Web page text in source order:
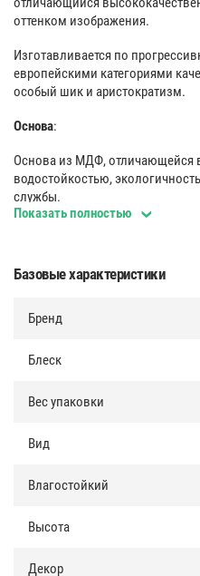
оттенком изображения.
Изготавливается по
европейскими категориями
особый шик и аристократизм.
Основа:
Основа из МДФ, отличающейся
водостойкостью,
службы.
Декоративное покрытие с
высокой прочностью и
Монтаж:
Несколько вариантов
как оптом так и в розницу.
по безналичному расчету.
Доставка по Москве и
транспортные компании.
Показать полностью
Базовые характеристики
Бренд
Блеск
Вес упаковки
Вид
Влагостойкий
Высота
Декор